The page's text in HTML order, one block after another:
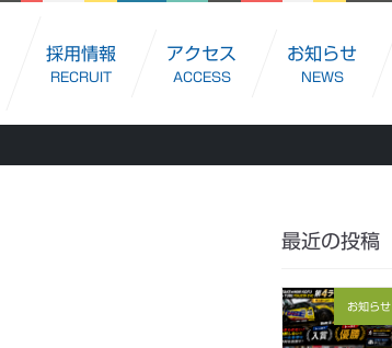
採用情報
RECRUIT
アクセス
ACCESS
お知らせ
NEWS
最近の投稿
お知らせ